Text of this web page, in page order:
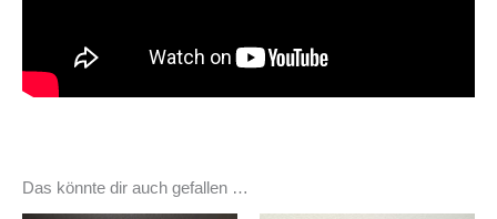
Das könnte dir auch gefallen …